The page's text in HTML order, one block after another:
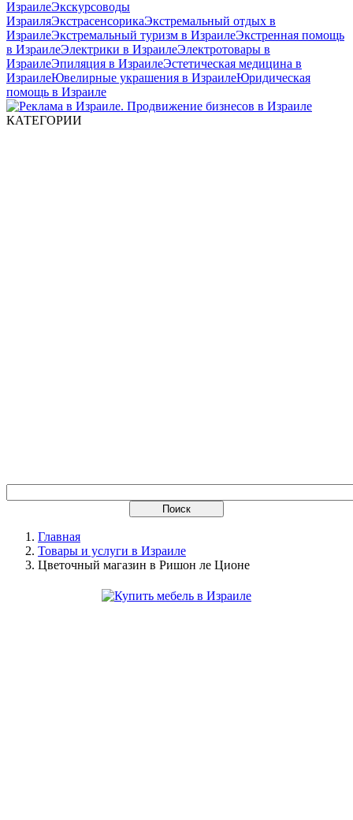
ИзраилеЭкскурсоводы
ИзраиляЭкстрасенсорикаЭкстремальный отдых в
ИзраилеЭкстремальный туризм в ИзраилеЭкстренная помощь
в ИзраилеЭлектрики в ИзраилеЭлектротовары в
ИзраилеЭпиляция в ИзраилеЭстетическая медицина в
ИзраилеЮвелирные украшения в ИзраилеЮридическая
помощь в Израиле
КАТЕГОРИИ
Главная
Товары и услуги в Израиле
Цветочный магазин в Ришон ле Ционе